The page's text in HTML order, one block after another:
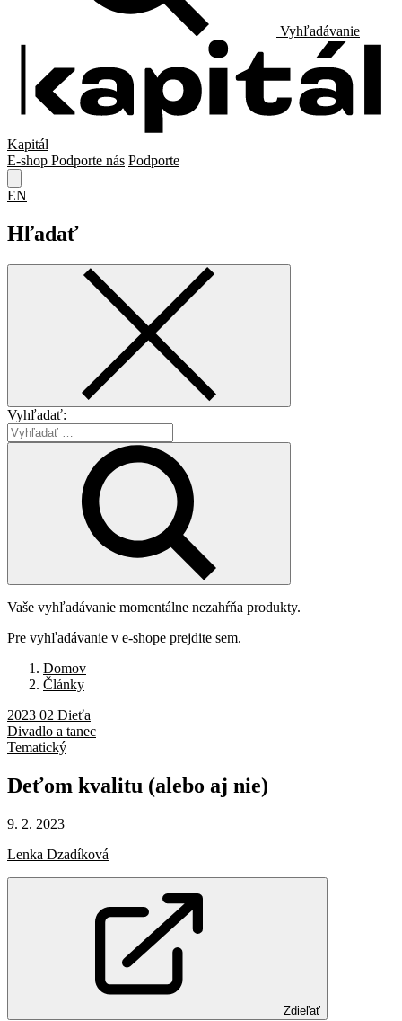
Vyhľadávanie
Kapitál
E-shop Podporte nás Podporte
EN
Hľadať
Vyhľadať:
Vaše vyhľadávanie momentálne nezahŕňa produkty.
Pre vyhľadávanie v e-shope prejdite sem.
Domov
Články
2023 02 Dieťa
Divadlo a tanec
Tematický
Deťom kvalitu (alebo aj nie)
9. 2. 2023
Lenka Dzadíková
Zdieľať